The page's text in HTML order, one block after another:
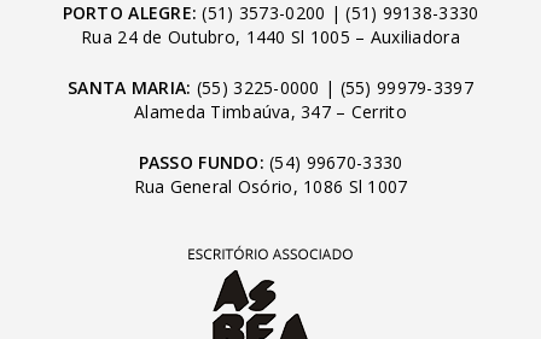
PORTO ALEGRE: (51) 3573-0200 |(51) 99138-3330
Rua 24 de Outubro, 1440 Sl 1005 – Auxiliadora
SANTA MARIA: (55) 3225-0000 | (55) 99979-3397
Alameda Timbaúva, 347 – Cerrito
PASSO FUNDO: (54) 99670-3330
Rua General Osório, 1086 Sl 1007